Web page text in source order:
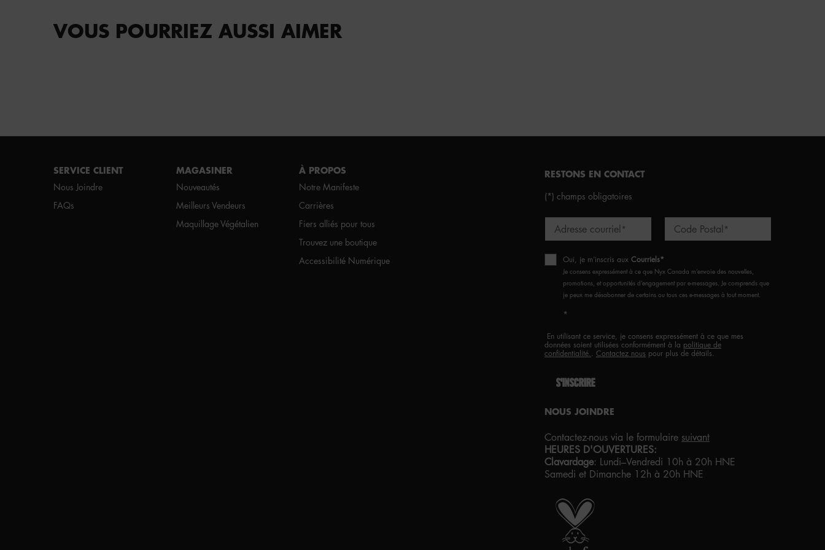
VOUS POURRIEZ AUSSI AIMER
SERVICE CLIENT
Nous Joindre
FAQs
MAGASINER
Nouveautés
Meilleurs Vendeurs
Maquillage Végétalien
À PROPOS
Notre Manifeste
Carrières
Fiers alliés pour tous
Trouvez une boutique
Accessibilité Numérique
RESTONS EN CONTACT
(*) champs obligatoires
Adresse courriel * Code Postal *
Oui, je m’inscris aux Courriels*
Je consens expressément à ce que Nyx Canada m’envoie des nouvelles,
promotions, et opportunités d’engagement par e-messages. Je comprends que
je peux me désabonner de certains ou tous ces e-messages à tout moment.
*
En utilisant ce service, je consens expressément à ce que mes
données soient utilisées conformément à la politique de
confidentialité.. Contactez nous pour plus de détails.
S'INSCRIRE
NOUS JOINDRE
Contactez-nous via le formulaire suivant
HEURES D'OUVERTURES:
Clavardage: Lundi–Vendredi 10h à 20h HNE
Samedi et Dimanche 12h à 20h HNE